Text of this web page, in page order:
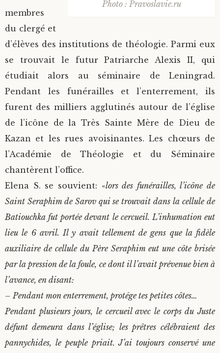
Photo : Pravoslavie.ru
membres
du clergé et
d’élèves des institutions de théologie. Parmi eux
se trouvait le futur Patriarche Alexis II, qui
étudiait alors au séminaire de Leningrad.
Pendant les funérailles et l’enterrement, ils
furent des milliers agglutinés autour de l’église
de l’icône de la Très Sainte Mère de Dieu de
Kazan et les rues avoisinantes. Les chœurs de
l’Académie de Théologie et du Séminaire
chantèrent l’office.
Elena S. se souvient: «lors des funérailles, l’icône de
Saint Seraphim de Sarov qui se trouvait dans la cellule de
Batiouchka fut portée devant le cercueil. L’inhumation eut
lieu le 6 avril. Il y avait tellement de gens que la fidèle
auxiliaire de cellule du Père Seraphim eut une côte brisée
par la pression de la foule, ce dont il l’avait prévenue bien à
l’avance, en disant:
– Pendant mon enterrement, protége tes petites côtes…
Pendant plusieurs jours, le cercueil avec le corps du Juste
défunt demeura dans l’église; les prêtres célébraient des
pannychides, le peuple priait. J’ai toujours conservé une